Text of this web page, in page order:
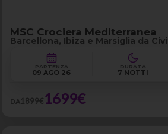
MSC Crociera Mediterranea
Barcellona, Ibiza e Marsiglia da
PARTENZA
09 AGO 26
DURATA
7 NOTTI
DA1899€1699€